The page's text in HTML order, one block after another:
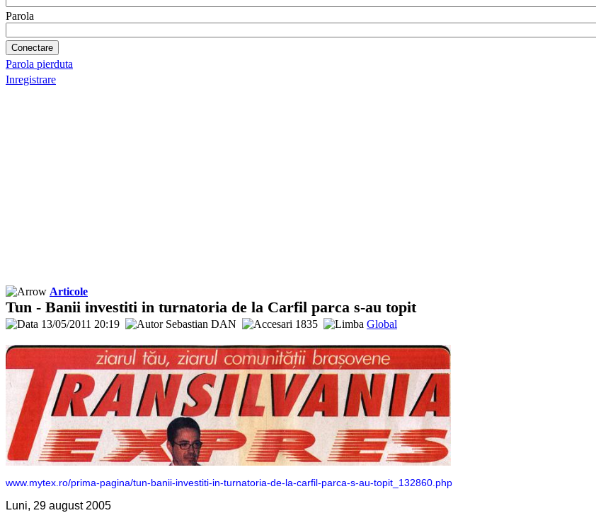
Parola
Parola pierduta
Inregistrare
Articole
Tun - Banii investiti in turnatoria de la Carfil parca s-au topit
13/05/2011 20:19 Sebastian DAN 1835 Global
www.mytex.ro/prima-pagina/tun-banii-investiti-in-turnatoria-de-la-carfil-parca-s-au-topit_132860.php
Luni, 29 august 2005